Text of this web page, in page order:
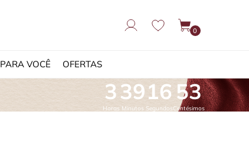
0
PARA VOCÊ OFERTAS
3
Horas
39
Minutos
15
Segundos
62
Centésimos